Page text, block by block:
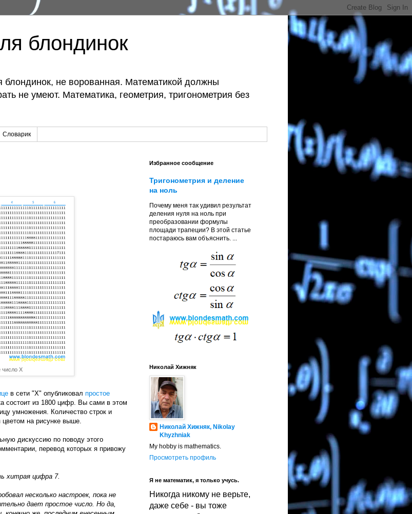
блондинок
блондинок, не ворованная. Математикой должны
не умеют. Математика, геометрия, тригонометрия без
Словарик
число X
в сети "X" опубликовал простое
состоит из 1800 цифр. Вы сами в этом
умножения. Количество строк и
цветом на рисунке выше.
дискуссию по поводу этого
перевод которых я привожу
хитрая цифра 7.
несколько настроек, пока не
дает простое число. Но да,
Избранное сообщение
Тригонометрия и деление
на ноль
Почему меня так удивил результат
деления нуля на ноль при
преобразовании формулы
площади трапеции? В этой статье
постараюсь вам объяснить. ...
Николай Хижняк
Николай Хижняк, Nikolay
Khyzhniak
My hobby is mathematics.
Просмотреть профиль
Я не математик, я только учусь.
Никогда никому не верьте,
даже себе - вы тоже